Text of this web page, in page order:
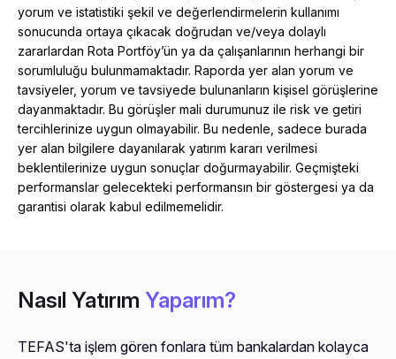
yorum ve istatistiki şekil ve değerlendirmelerin kullanımı
sonucunda ortaya çıkacak doğrudan ve/veya dolaylı
zararlardan Rota Portföy’ün ya da çalışanlarının herhangi bir
sorumluluğu bulunmamaktadır. Raporda yer alan yorum ve
tavsiyeler, yorum ve tavsiyede bulunanların kişisel görüşlerine
dayanmaktadır. Bu görüşler mali durumunuz ile risk ve getiri
tercihlerinize uygun olmayabilir. Bu nedenle, sadece burada
yer alan bilgilere dayanılarak yatırım kararı verilmesi
beklentilerinize uygun sonuçlar doğurmayabilir. Geçmişteki
performanslar gelecekteki performansın bir göstergesi ya da
garantisi olarak kabul edilmemelidir.
Nasıl Yatırım Yaparım?
TEFAS'ta işlem gören fonlara tüm bankalardan kolayca